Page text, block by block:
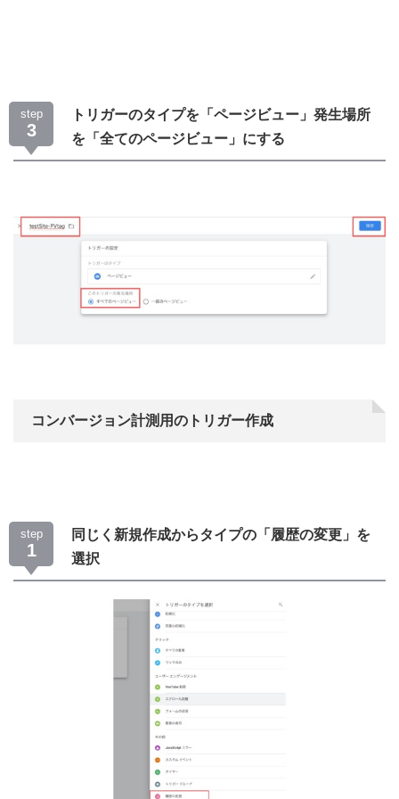
step
3
トリガーのタイプを「ページビュー」発生場所
を「全てのページビュー」にする
コンバージョン計測用のトリガー作成
step
1
同じく新規作成からタイプの「履歴の変更」を
選択